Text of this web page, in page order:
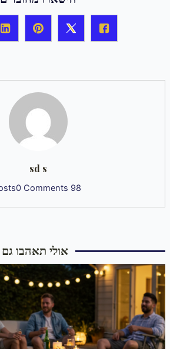
sd s
98 Posts
0 Comments
אולי תאהבו גם